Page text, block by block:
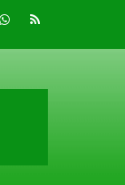
whatsapp
RSS